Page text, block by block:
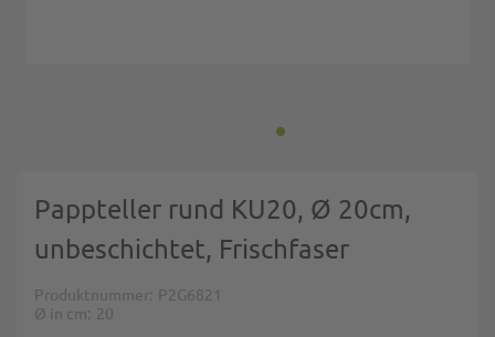
Pappteller rund KU20, Ø 20cm,
unbeschichtet, Frischfaser
Produktnummer P2G6821
Ø in cm
20